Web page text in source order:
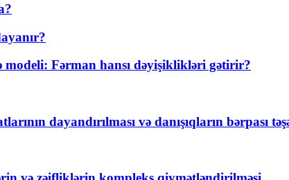
Fərman hansı dəyişiklikləri gətirir?
dayandırılması və danışıqların bərpası